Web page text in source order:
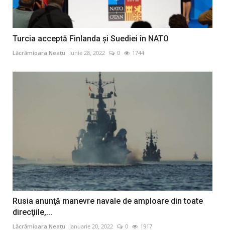
Turcia acceptă Finlanda și Suediei în NATO
Lăcrămioara Neațu Iunie 28, 2022 0 1744
Rusia anunţă manevre navale de amploare din toate
direcţiile,...
Lăcrămioara Neațu Ianuarie 20, 2022 0 1917